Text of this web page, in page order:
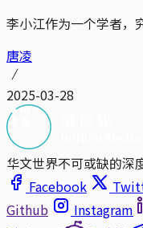
李小江作为一个学者，
唐凌
2025-03-28
华文世界不可或缺的深
Facebook
Github
Instagram